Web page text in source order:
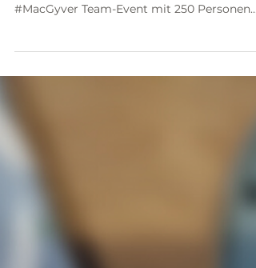
MacGyver Team-Event für
(zweiter) Screen für das legendäre virtuelle
#MacGyver Team-Event mit 250 Personen